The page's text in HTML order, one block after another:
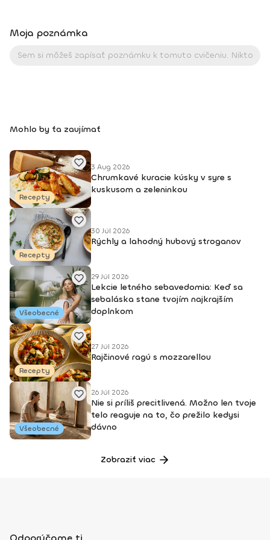
Moja poznámka
Mohlo by ťa zaujímať
Recepty
3 Aug 2026
Chrumkavé kuracie kúsky v syre s
kuskusom a zeleninkou
Recepty
30 Júl 2026
Rýchly a lahodný hubový stroganov
Všeobecné
29 Júl 2026
Lekcie letného sebavedomia: Keď sa
sebaláska stane tvojím najkrajším
doplnkom
Recepty
27 Júl 2026
Rajčinové ragú s mozzarellou
Všeobecné
26 Júl 2026
Nie si príliš precitlivená. Možno len tvoje
telo reaguje na to, čo prežilo kedysi
dávno
Zobraziť viac